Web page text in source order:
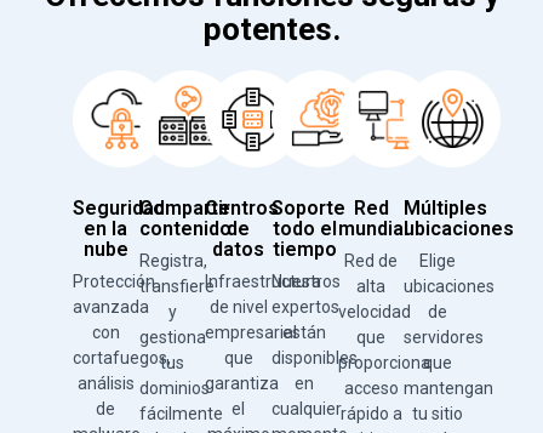
potentes.
Seguridad
en la
nube
Protección
avanzada
con
cortafuegos,
análisis
de
Compartir
contenido
Registra,
transfiere
y
gestiona
tus
dominios
fácilmente
Centros
de
datos
Infraestructura
de nivel
empresarial
que
garantiza
el
Soporte
todo el
tiempo
Nuestros
expertos
están
disponibles
en
cualquier
Red
mundial
Red de
alta
velocidad
que
proporciona
acceso
rápido a
Múltiples
ubicaciones
Elige
ubicaciones
de
servidores
que
mantengan
tu sitio